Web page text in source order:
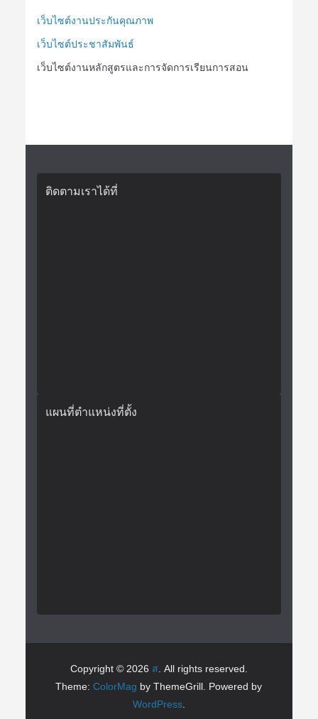
เว็บไซต์งานประกันคุณภาพ
เว็บไซต์ประชาสัมพันธ์
เว็บไซต์งานหลักสูตรและการจัดการเรียนการสอน
ติดตามเราได้ที่
แผนที่ตำแหน่งที่ตั้ง
Copyright © 2026 ส . All rights reserved.
Theme:ColorMag by ThemeGrill. Powered by
WordPress.